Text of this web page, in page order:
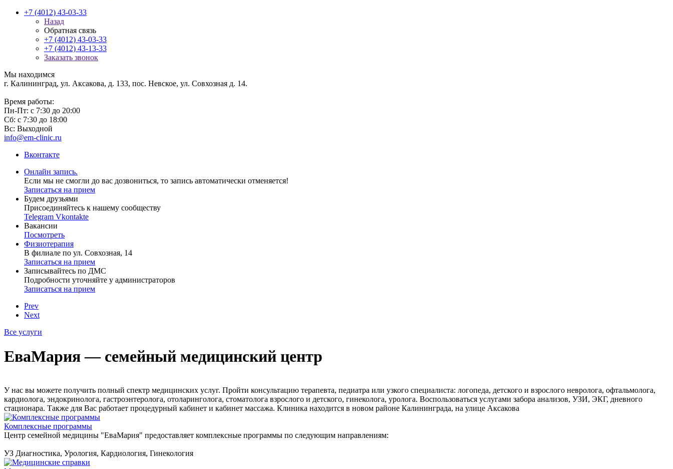
+7 (4012) 43-03-33
Назад
Обратная связь
+7 (4012) 43-03-33
+7 (4012) 43-13-33
Заказать звонок
Мы находимся
г. Калининград, ул. Аксакова, д. 133, пос. Невское, ул. Совхозная д. 14.
Время работы:
Пн-Пт: с 7:30 до 20:00
Сб: с 7:30 до 18:00
Вс: Выходной
info@em-clinic.ru
Вконтакте
Онлайн запись.
Если мы не смогли до вас дозвониться, то запись автоматически отменяется!
Записаться на прием
Будем друзьями
Присоединяйтесь к нашему сообществу
Telegram Vkontakte
Вакансии
Посмотреть
Физиотерапия
В филиале по ул. Совхозная, 14
Записаться на прием
Записывайтесь по ДМС
Подробности уточняйте у администраторов
Записаться на прием
Prev
Next
Все услуги
ЕваМария — семейный медицинский центр
У нас вы можете получить полный спектр медицинских услуг. Пройти консультацию терапевта, педиатра или узкого специалиста: логопеда, детского и взрослого невролога, офтальмолога,
кардиолога, эндокринолога, гастроэнтеролога, отоларинголога, стоматолога взрослого и детского, гинеколога, уролога. Воспользоваться услугами забора анализов, УЗИ, ЭКГ, дневного
стационара. Также для Вас работает процедурный кабинет и кабинет массажа. Клиника находится в новом районе Калининграда, на улице Аксакова
Комплексные программы
Центр семейной медицины "ЕваМария" предоставляет комплексные программы по следующим направлениям:
УЗ Диагностика, Урология, Кардиология, Гинекология